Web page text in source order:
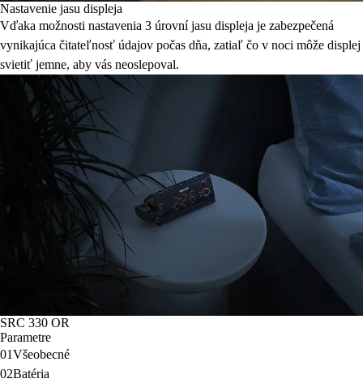
Nastavenie jasu displeja
Vďaka možnosti nastavenia 3 úrovní jasu displeja je zabezpečená
vynikajúca čitateľnosť údajov počas dňa, zatiaľ čo v noci môže displej
svietiť jemne, aby vás neoslepoval.
SRC 330 OR
Parametre
01Všeobecné
02Batéria